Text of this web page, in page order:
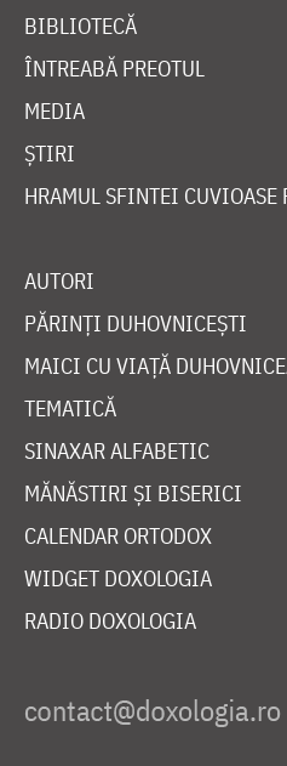
BIBLIOTECĂ
ÎNTREABĂ PREOTUL
MEDIA
ȘTIRI
HRAMUL SFINTEI CUVIOASE
AUTORI
PĂRINȚI DUHOVNICEȘTI
MAICI CU VIAȚĂ
TEMATICĂ
SINAXAR ALFABETIC
MĂNĂSTIRI ȘI BISERICI
CALENDAR ORTODOX
WIDGET DOXOLOGIA
RADIO DOXOLOGIA